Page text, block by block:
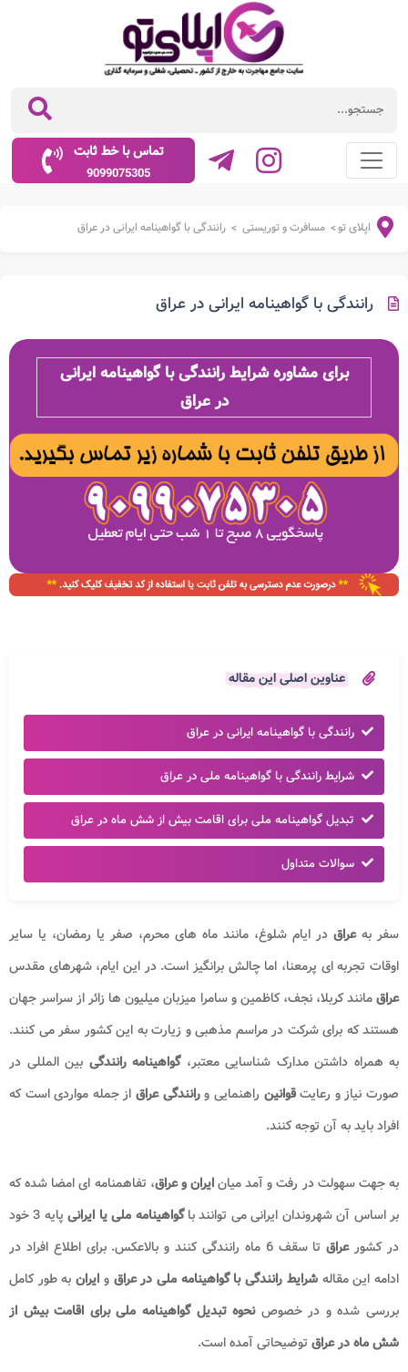
تماس با خط ثابت
9099075305
اپلای تو> مسافرت و توریستی > رانندگی با گواهینامه ایرانی در عراق
رانندگی با گواهینامه ایرانی در عراق
برای مشاوره شرایط رانندگی با گواهینامه ایرانی
در عراق
عناوین اصلی این مقاله
رانندگی با گواهینامه ایرانی در عراق
شرایط رانندگی با گواهینامه ملی در عراق
تبدیل گواهینامه ملی برای اقامت بیش از شش ماه در عراق
سوالات متداول
سفر بهعراق در ایام شلوغ، مانند ماه‌ های محرم، صفر یا رمضان، یا سایر
اوقات تجربه‌ ای پرمعنا، اما چالش‌ برانگیز است. در این ایام، شهرهای مقدس
عراقمانند کربلا، نجف، کاظمین و سامرا میزبان میلیون‌ ها زائر از سراسر جهان
هستند که برای شرکت در مراسم مذهبی و زیارت به این کشور سفر می‌ کنند.
به همراه داشتن مدارک شناسایی معتبر،گواهینامه رانندگی بین‌ المللی در
صورت نیاز و رعایتقوانین راهنمایی ورانندگی عراقاز جمله مواردی است که
افراد باید به آن توجه کنند.
به جهت سهولت در رفت و آمد میانایران و عراق، تفاهمنامه ای امضا شده که
بر اساس آن شهروندان ایرانی می توانند باگواهینامه ملی یا ایرانی
پایه 3 خود
در کشورعراق
تا سقف 6 ماه رانندگی کنند و بالاعکس. برای اطلاع افراد در
ادامه این مقالهشرایط رانندگی با گواهینامه ملی در عراق و ایرانبه طور کامل
بررسی شده و در خصوصنحوه تبدیل گواهینامه ملی برای اقامت بیش از
شش ماه در عراق توضیحاتی آمده است.